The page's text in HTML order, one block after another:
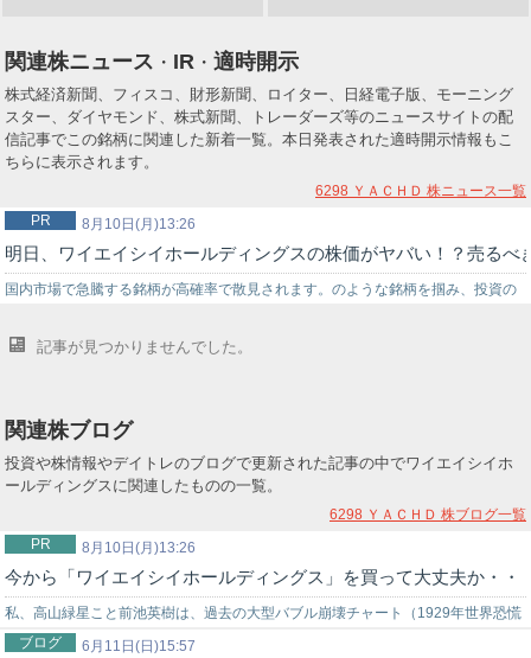
関連株ニュース ・ IR ・ 適時開示
株式経済新聞、フィスコ、財形新聞、ロイター、日経電子版、モーニング
スター、ダイヤモンド、株式新聞、トレーダーズ等のニュースサイトの配
信記事でこの銘柄に関連した新着一覧。本日発表された適時開示情報もこ
ちらに表示されます。
6298 ＹＡＣＨＤ 株ニュース一覧
8月10日(月)13:26
PR
明日、ワイエイシイホールディングスの株価がヤバい！？売る
国内市場で急騰する銘柄が高確率で散見されます。のような銘柄を掴み、投資の
投資戦略に困っている初心者の投資家様をサポートする環境を…
記事が見つかりませんでした。
関連株ブログ
投資や株情報やデイトレのブログで更新された記事の中でワイエイシイホ
ールディングスに関連したものの一覧。
6298 ＹＡＣＨＤ 株ブログ一覧
8月10日(月)13:26
PR
今から「ワイエイシイホールディングス」を買って大丈夫か・
私、高山緑星こと前池英樹は、過去の大型バブル崩壊チャート（1929年世界恐慌
時のNYダウ暴落チャート…
6月11日(日)15:57
ブログ